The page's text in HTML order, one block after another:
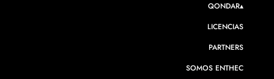
QONDAR▴
LICENCIAS
PARTNERS
SOMOS ENTHEC